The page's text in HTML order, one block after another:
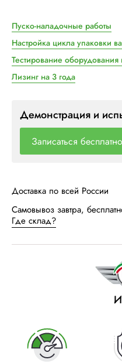
Пуско-наладочные работы
Настройка цикла упаковки
Тестирование
Лизинг на 3 года
Демонстрация и
Записаться бесплатно
Доставка по всей России
Самовывоз завтра,
Где склад?